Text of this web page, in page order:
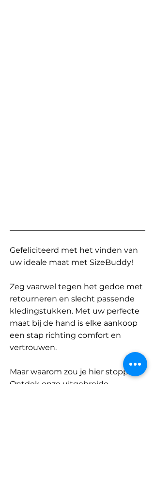
Gefeliciteerd met het vinden van
uw ideale maat met SizeBuddy!
Zeg vaarwel tegen het gedoe met
retourneren en slecht passende
kledingstukken. Met uw perfecte
maat bij de hand is elke aankoop
een stap richting comfort en
vertrouwen.
Maar waarom zou je hier stoppen?
Ontdek onze uitgebreide